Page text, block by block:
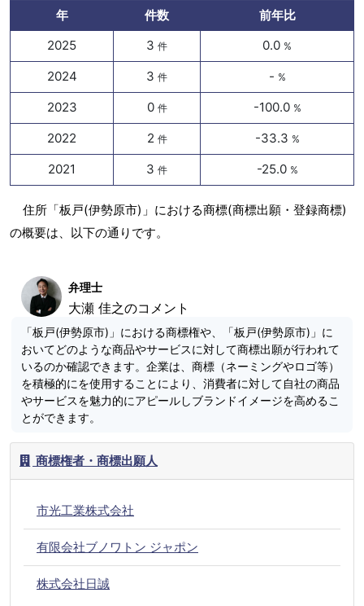
年 件数
前年比
2025
3 件 0.0 %
2024 3 件 - %
2023 0 件 -100.0 %
2022 2 件 -33.3 %
2021 3 件 -25.0 %
住所「板戸(伊勢原市)」における商標(商標出願・登録商標)
の概要は、以下の通りです。
弁理士
大瀬 佳之のコメント
「板戸(伊勢原市)」における商標権や、「板戸(伊勢原市)」に
おいてどのような商品やサービスに対して商標出願が行われて
いるのか確認できます。企業は、商標（ネーミングやロゴ等）
を積極的にを使用することにより、消費者に対して自社の商品
やサービスを魅力的にアピールしブランドイメージを高めるこ
とができます。
商標権者・商標出願人
市光工業株式会社
有限会社ブノワトン ジャポン
株式会社日誠